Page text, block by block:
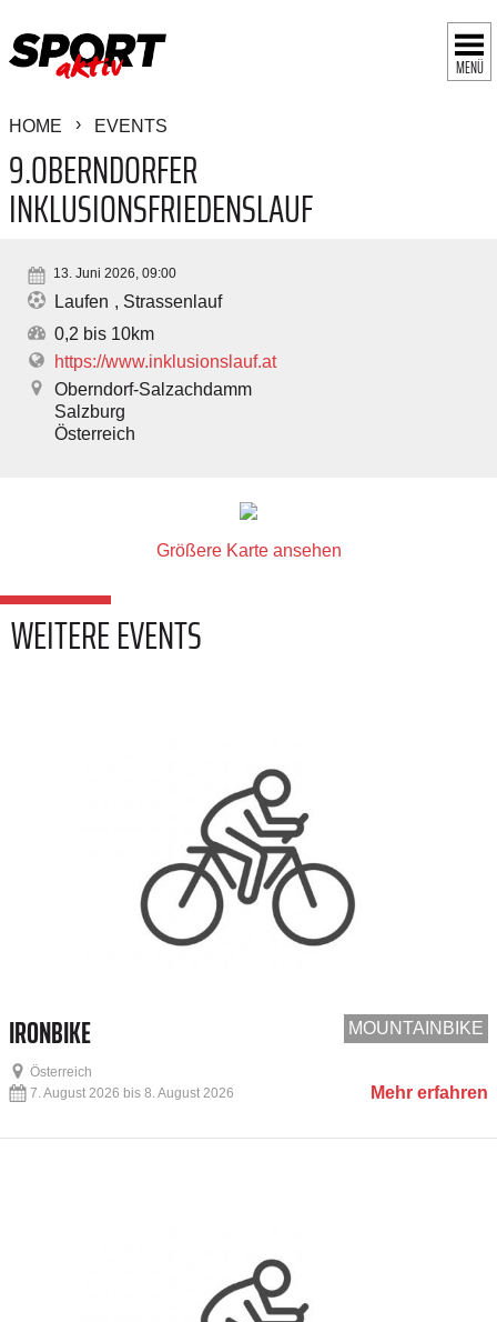
MENÜ
HOME EVENTS
9.OBERNDORFER
INKLUSIONSFRIEDENSLAUF
13. Juni 2026, 09:00
Laufen
Strassenlauf
0,2 bis 10km
https://www.inklusionslauf.at
Oberndorf-Salzachdamm
Salzburg
Österreich
Größere Karte ansehen
WEITERE EVENTS
MOUNTAINBIKE
IRONBIKE
Österreich
Mehr erfahren
7. August 2026 bis 8. August 2026